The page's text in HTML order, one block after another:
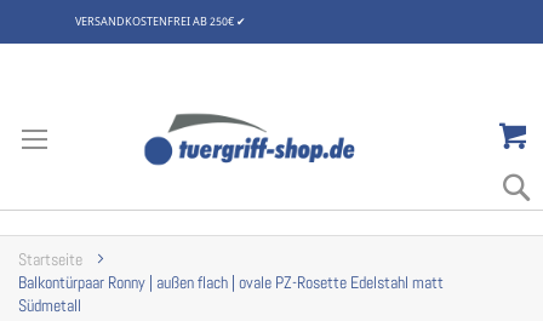
VERSANDKOSTENFREI AB 250€ ✔
springen
Startseite
Balkontürpaar Ronny | außen flach | ovale PZ-Rosette Edelstahl matt
Südmetall